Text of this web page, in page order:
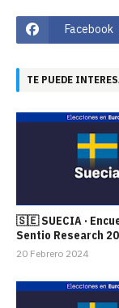
Facebook
TE PUEDE
🇸🇪 SUECIA ·
Sentio Research
20 Febrero 2024